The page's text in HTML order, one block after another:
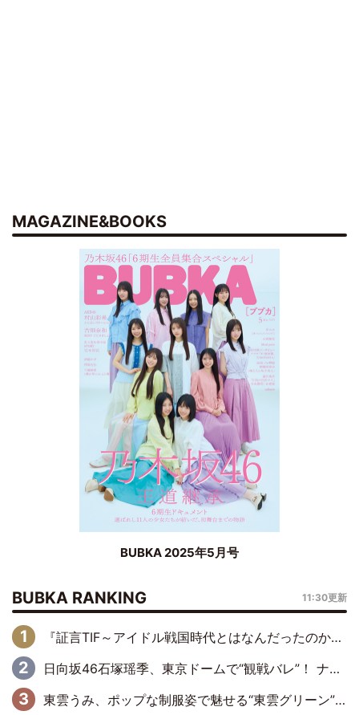
MAGAZINE&BOOKS
BUBKA 2025年5月号
BUBKA RANKING 11:30更新
『証言TIF～アイドル戦国時代とはなんだったのか～』第6回：でんぱ組.inc・古川未鈴×相沢梨紗「『ハロプロやりたかったな』って言ったら、夢眠ねむさんに『てめえはでんぱ組．incなんだよ！』って肩パンされて(笑)」
日向坂46石塚瑶季、東京ドームで“観戦バレ”！ ナイツ・塙も認めた「巨人に詳しすぎるアイドル」は元VENUSスクール生で杉内コーチ推し⁉
東雲うみ、ポップな制服姿で魅せる“東雲グリーン”の正体